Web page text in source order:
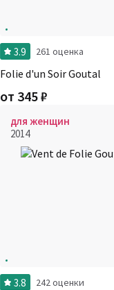
3.9 261 оценка
Folie d'un Soir Goutal
от 345₽
для женщин
2014
3.8 242 оценки